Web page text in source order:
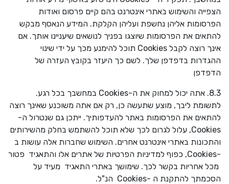
הצפייה והשימוש באתרי אינטרנט בהם קיים פרסום ואודות
הפרסומות אליהן נחשפת ועליהן הקלקת. המידע הנאסף מבקש
להתאים את הפרסומות שיוצגו בפניך לנושאים שיעניינו אותך. אם
אינך רוצה לקבל Cookies תוכל להימנע מכך על ידי שינוי
ההגדרות בדפדפן שלך. לשם כך היעזר בקובץ העזרה של
הדפדפן
8.3. אתה יכול למחוק את ה- Cookies במחשבך בכל רגע.
לתשומת ליבך, מוצע שתעשה כן, רק אם אתה משוכנע שאינך רוצה
להתאים את הפרסומות באתר להעדפותיך. ייתכן גם שנטרול ה-
Cookies, עלול לגרום לכך שלא תוכל להשתמש בחלק מהשירותים
והתכונות באתרי אינטרנט אחרים. השימוש שחברות אלה עושות ב
-
Cookies, כפוף למדיניות הפרטיות של אתרים אלו והתאגיד פטור
מכל אחריות בקשר לכך. שימושך באתרי התאגיד מעיד על
הסכמתך להתקנת ה -Cookies הנ"ל.